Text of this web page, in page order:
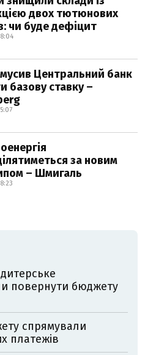
двох тютюнових
чи буде дефіцит
Центральний банк
базову ставку –
за новим
– Шмигаль
повернути бюджету
спрямували
платежів